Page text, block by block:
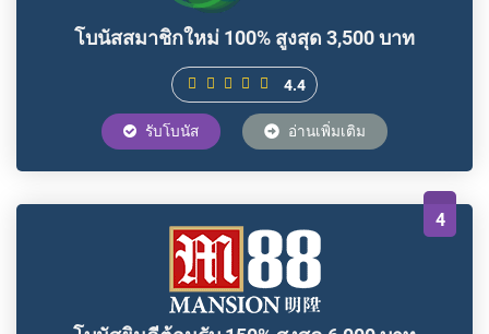
โบนัสสมาชิกใหม่ 100% สูงสุด 3,500 บาท
4.4
รับโบนัส อ่านเพิ่มเติม
4